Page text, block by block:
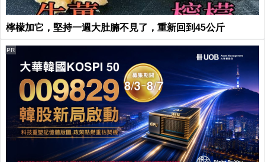
檸檬加它，堅持一週大肚腩不見了，重新回到45公斤
PR